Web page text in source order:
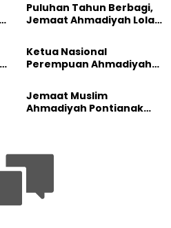
Puluhan Tahun Berbagi,
Jemaat Ahmadiyah Lolak
Sembako kepada Warga
Ketua Nasional
Perempuan Ahmadiyah
Besar Universitas
Terbuka
Jemaat Muslim
Ahmadiyah Pontianak